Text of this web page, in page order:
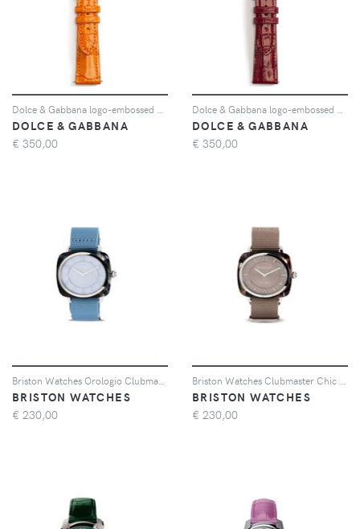
Dolce & Gabbana logo-embossed watch strap - Arancione
DOLCE & GABBANA
€ 350,00
Dolce & Gabbana logo-embossed watch strap - Rosso
DOLCE & GABBANA
€ 350,00
Briston Watches Orologio Clubmaster Chic 36mm - Blu
BRISTON WATCHES
€ 230,00
Briston Watches Clubmaster Chic 36mm - Grigio
BRISTON WATCHES
€ 230,00